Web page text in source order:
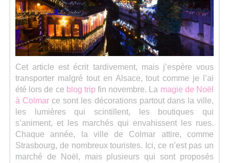
Séries
Map
Cet article est écrit tardivement, mais j’espère vous
transporter malgré tout en Alsace, tout comme je l’ai
été lors de ce blog trip fin novembre. La magie de Noël
à Colmar ce sont les décorations partout dans la ville,
les lumières qui scintillent, les boutiques qui
s’animent, et les marchés qui envahissent les rues.
Chaque année, la ville de Colmar attire, comme
Strasbourg, de nombreux touristes. Ici, ce n’est pas un
marché de Noël, mais plusieurs qui sont proposés